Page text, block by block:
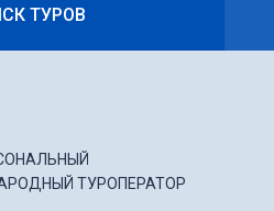
ТУРОВ
ТУРОПЕРАТОР